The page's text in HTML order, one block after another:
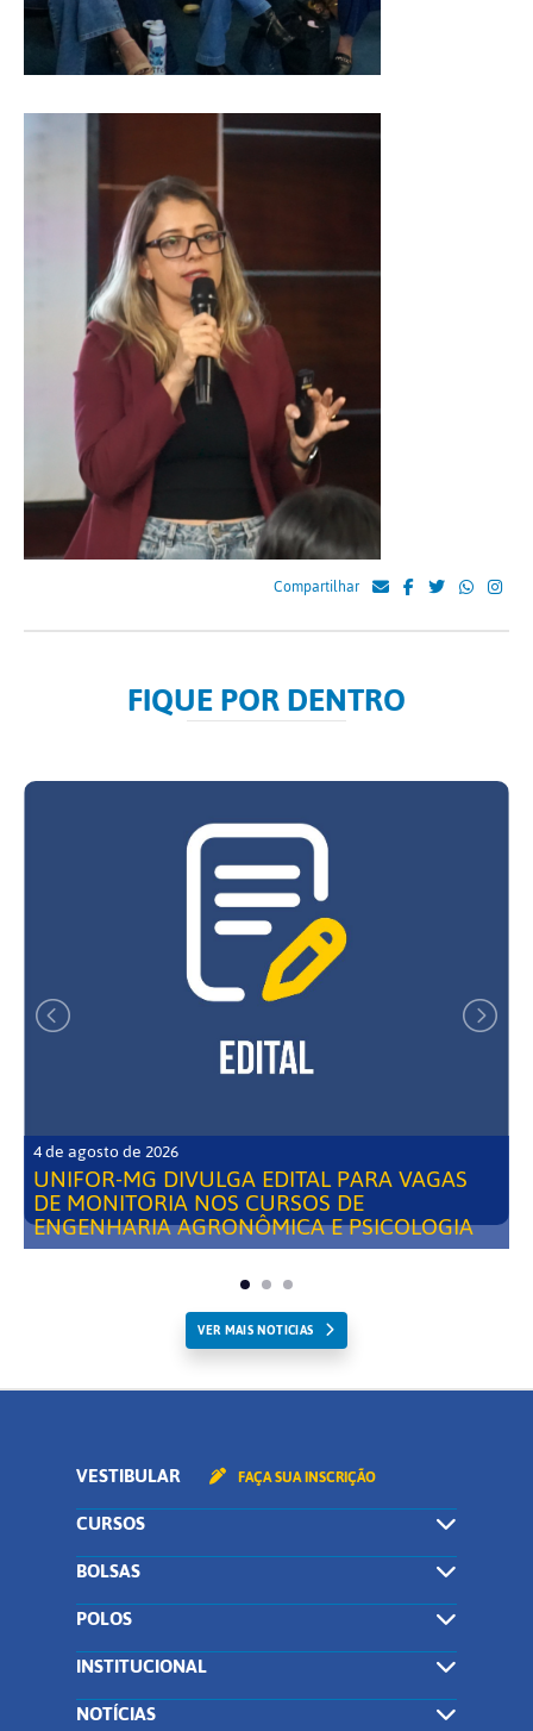
Compartilhar
FIQUE POR DENTRO
4 de agosto de 2026
UNIFOR-MG DIVULGA EDITAL PARA VAGAS
DE MONITORIA NOS CURSOS DE
ENGENHARIA AGRONÔMICA E PSICOLOGIA
VER MAIS NOTICIAS
VESTIBULAR FAÇA SUA INSCRIÇÃO
CURSOS
BOLSAS
POLOS
INSTITUCIONAL
NOTÍCIAS